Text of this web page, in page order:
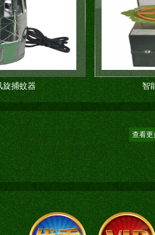
智能便携式
查看更